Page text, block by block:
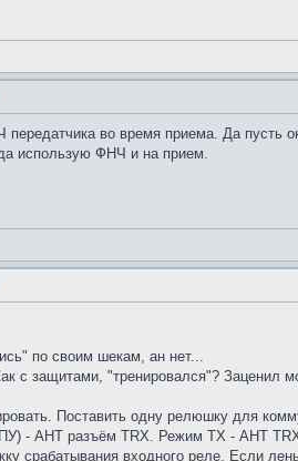
во время приема. Да
использую ФНЧ и на прием.
по своим шекам, ан нет...
с защитами, "тренировался"? Заценил
Поставить одну релюшку для
- АНТ разъём TRX. Режим ТХ - АНТ
срабатывания входного реле. Если